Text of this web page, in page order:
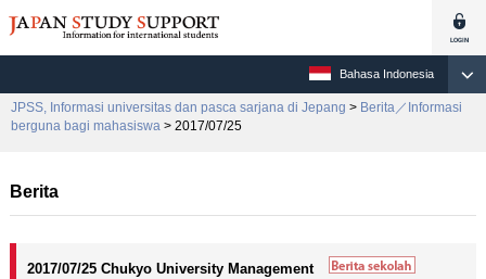
Bahasa Indonesia
JPSS, Informasi universitas dan pasca sarjana di Jepang > Berita／Informasi
berguna bagi mahasiswa > 2017/07/25
Berita
2017/07/25 Chukyo University Management